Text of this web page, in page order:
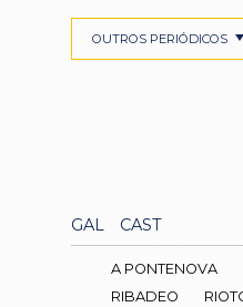
GAL CAST
OUTROS PERIÓDICOS
A PONTENOVA
RIBADEO